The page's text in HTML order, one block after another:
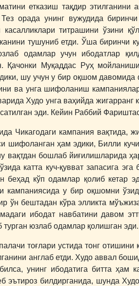
етказиш тақдир этилганини
орада унинг вужудида
титрашини ўзини
тушуниб етди. Ўша биринчи
одамлар учун ибодатлар
Қачонки Муқаддас Руҳ
шу учун у бир оқшом
ва унга шифоланиш
Худо унга ваҳийда жигарранг
эди. Кейин Раббий
Чикагодаги кампания вақтида,
шифоланган ҳам эдики, Билли
вақтдан бошлаб йиғилишларида
катта куч-қувват запасига
беҳад кўп одамлар қолиб кетар
кампаниясида у бир оқшомни
ўн бештадан кўра элликта
ибодат навбатини давом
юзлаб одамлар қолишган эди.
тоғлари устида тонг отишини
англаб етди. Худо аввал
унинг ибодатига битта ҳам
эътироз билдирганида, шунда